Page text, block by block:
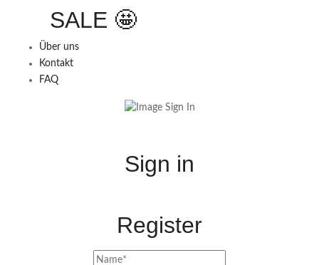
SALE 🤩
Über uns
Kontakt
FAQ
Sign in
Register